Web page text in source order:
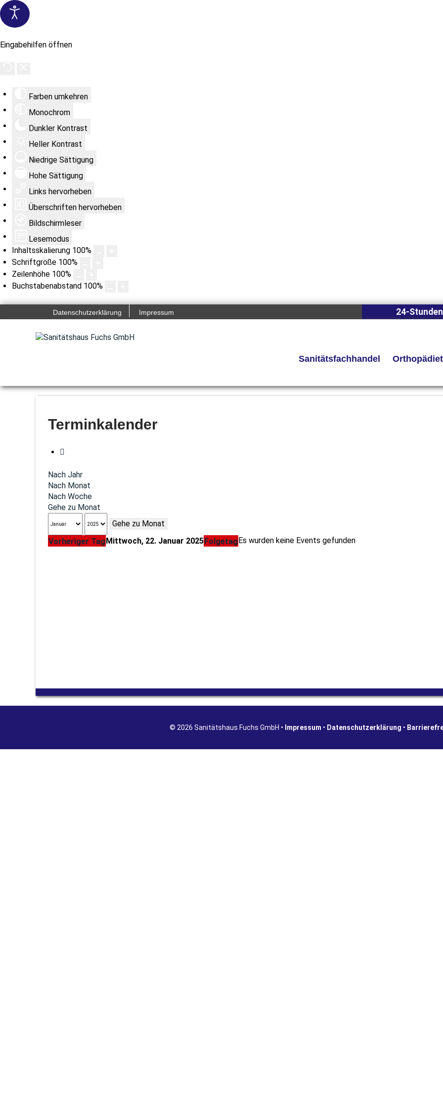
Eingabehilfen öffnen
Farben umkehren
Monochrom
Dunkler Kontrast
Heller Kontrast
Niedrige Sättigung
Hohe Sättigung
Links hervorheben
Überschriften hervorheben
Bildschirmleser
Lesemodus
Inhaltsskalierung 100%
Schriftgröße 100%
Zeilenhöhe 100%
Buchstabenabstand 100%
Datenschutzerklärung Impressum 24-
Sanitätsfachhandel
Terminkalender
Nach Jahr
Nach Monat
Nach Woche
Gehe zu Monat
Gehe zu Monat
Vorheriger TagMittwoch, 22. Januar 2025FolgetagEs wurden keine Events gefunden
© 2026 Sanitätshaus Fuchs GmbH • Impressum • Datenschutzerklärung •